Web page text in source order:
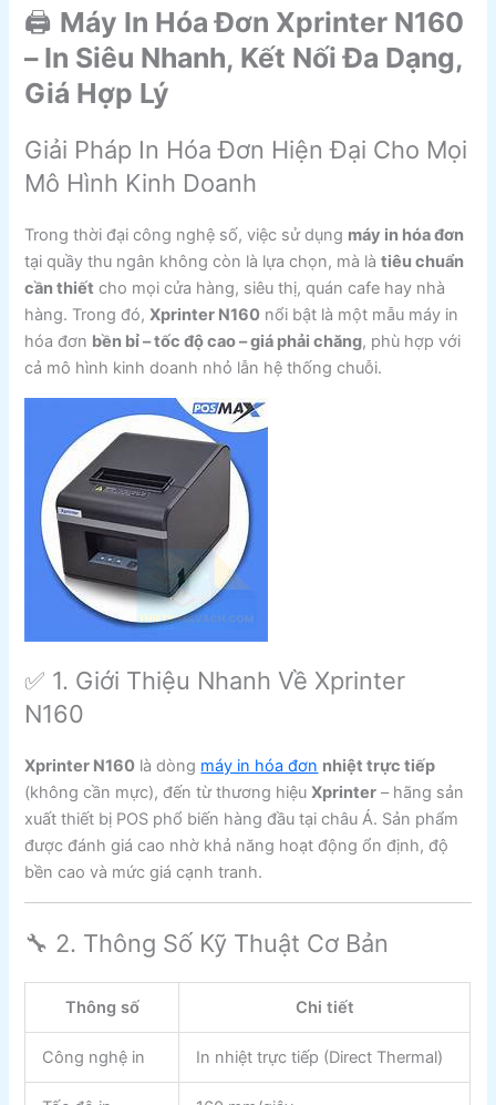
🖨️ Máy In Hóa Đơn Xprinter N160
– In Siêu Nhanh, Kết Nối Đa Dạng,
Giá Hợp Lý
Giải Pháp In Hóa Đơn Hiện Đại Cho Mọi
Mô Hình Kinh Doanh
Trong thời đại công nghệ số, việc sử dụng máy in hóa đơn
tại quầy thu ngân không còn là lựa chọn, mà làtiêu chuẩn
cần thiết cho mọi cửa hàng, siêu thị, quán cafe hay nhà
hàng. Trong đó,Xprinter N160 nổi bật là một mẫu máy in
hóa đơn bền bỉ – tốc độ cao – giá phải chăng, phù hợp với
cả mô hình kinh doanh nhỏ lẫn hệ thống chuỗi.
✅ 1. Giới Thiệu Nhanh Về Xprinter
N160
Xprinter N160 là dòng máy in hóa đơn nhiệt trực tiếp
(không cần mực), đến từ thương hiệuXprinter – hãng sản
xuất thiết bị POS phổ biến hàng đầu tại châu Á. Sản phẩm
được đánh giá cao nhờ khả năng hoạt động ổn định, độ
bền cao và mức giá cạnh tranh.
🔧 2. Thông Số Kỹ Thuật Cơ Bản
Thông số Chi tiết
Công nghệ in In nhiệt trực tiếp (Direct Thermal)